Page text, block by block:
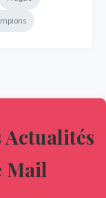
Actualités
Mail